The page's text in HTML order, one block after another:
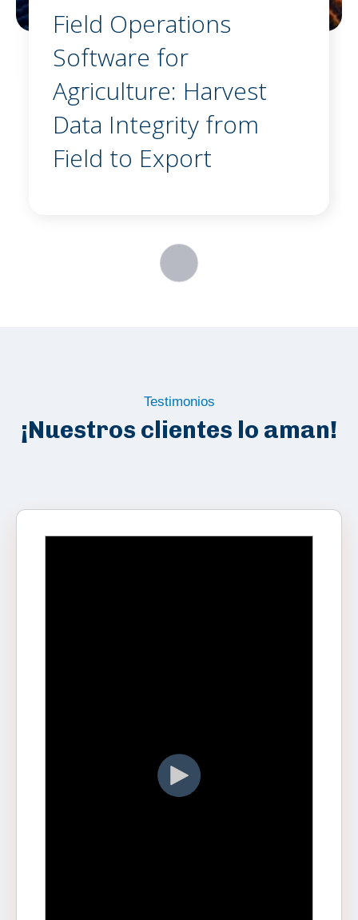
Field Operations
Software for
Agriculture: Harvest
Data Integrity from
Field to Export
Testimonios
¡Nuestros clientes lo aman!